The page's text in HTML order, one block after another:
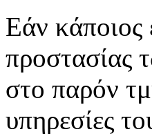
Εάν κάποιος
προστασίας
στο παρόν
υπηρεσίες